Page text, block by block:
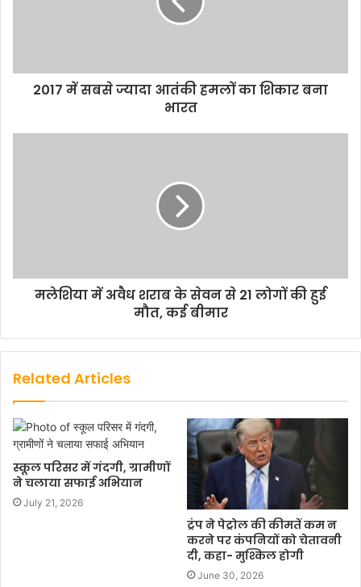
2017 में सबसे ज्यादा आतंकी हमलों का शिकार बना
भारत
मलेशिया में अवैध शराब के सेवन से 21 लोगों की हुई
मौत, कई बीमार
Related Articles
स्कूल परिसर में गंदगी, ग्रामीणों
ने चलाया सफाई अभियान
July 21, 2026
ट्रंप ने पेट्रोल की कीमतें कम न
करने पर कंपनियों को चेतावनी
दी, कहा- मुश्किल होगी
June 30, 2026